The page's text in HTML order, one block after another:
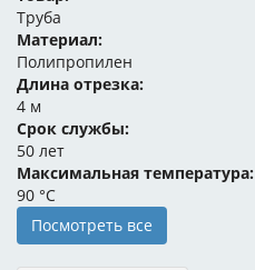
Труба
Материал:
Полипропилен
Длина отрезка:
4 м
Срок службы:
50 лет
Максимальная температура:
90 °C
Посмотреть все